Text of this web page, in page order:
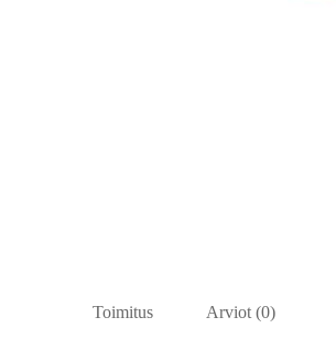
Toimitus Arviot (0)